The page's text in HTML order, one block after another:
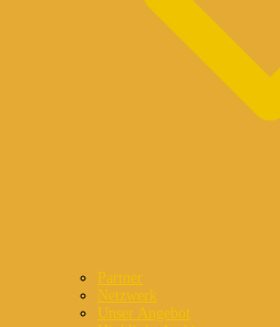
Partner
Netzwerk
Unser Angebot